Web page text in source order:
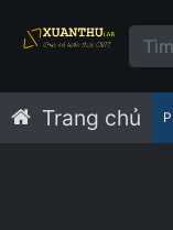
Trang chủ